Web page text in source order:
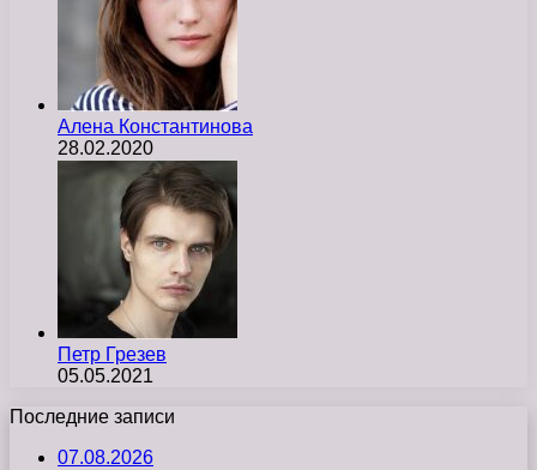
Алена Константинова
28.02.2020
Петр Грезев
05.05.2021
Последние записи
07.08.2026